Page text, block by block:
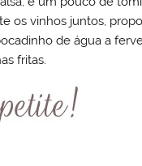
os vinhos juntos,
de água a
fritas.